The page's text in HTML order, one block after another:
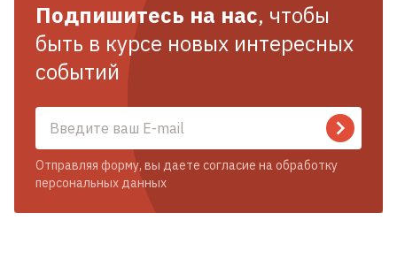
Подпишитесь на нас, чтобы
быть в курсе новых интересных
событий
Отправляя форму, вы даете согласие на обработку
персональных данных